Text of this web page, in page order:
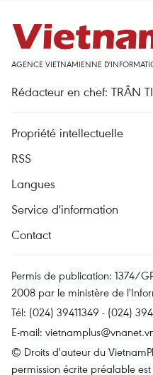
AGENCE VIETNAMIENNE
Rédacteur en chef: TRÂN
Propriété intellectuelle
RSS
Langues
Service d'information
Contact
Permis de publication: 1374/
2008 par le ministère de
Tél: (024) 39411349 - (024)
E-mail:
© Droits d'auteur du
permission écrite préalable